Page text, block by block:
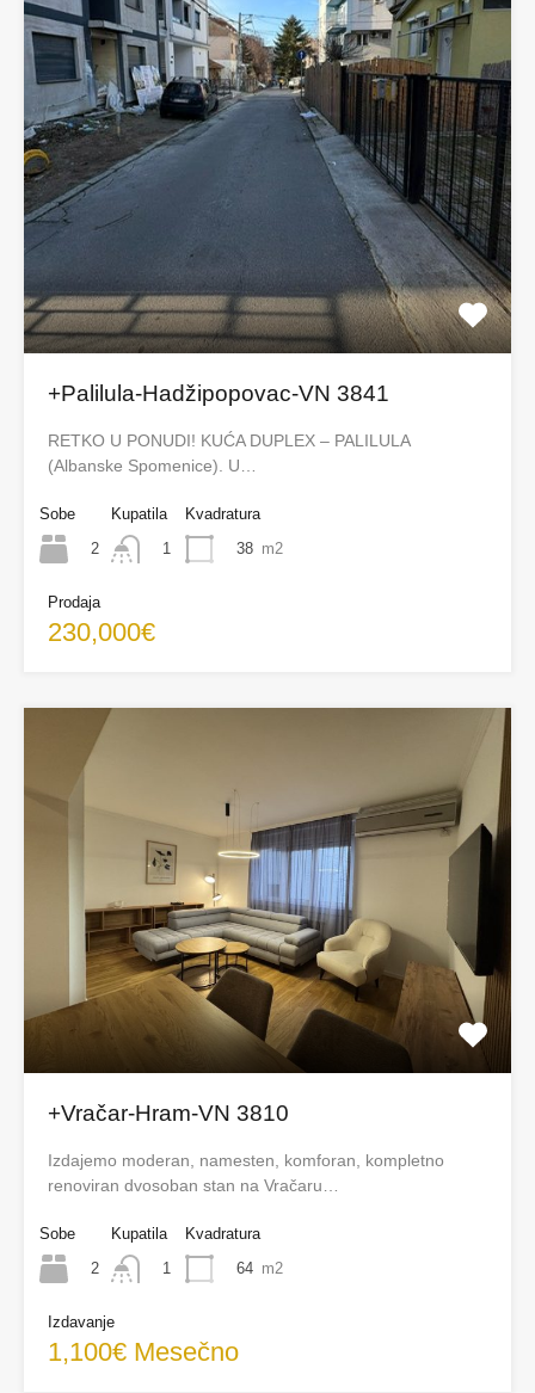
+Palilula-Hadžipopovac-VN 3841
RETKO U PONUDI! KUĆA DUPLEX – PALILULA
(Albanske Spomenice). U…
Sobe
2
Kupatila
1
Kvadratura
38 m2
Prodaja
230,000€
+Vračar-Hram-VN 3810
Izdajemo moderan, namesten, komforan, kompletno
renoviran dvosoban stan na Vračaru…
Sobe
2
Kupatila
1
Kvadratura
64 m2
Izdavanje
1,100€ Mesečno